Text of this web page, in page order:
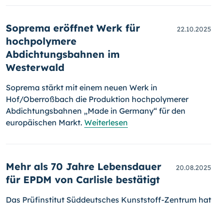
Soprema eröffnet Werk für
hochpolymere
Abdichtungsbahnen im
Westerwald
22.10.2025
Soprema stärkt mit einem neuen Werk in
Hof/Oberroßbach die Produktion hochpolymerer
Abdichtungsbahnen „Made in Germany“ für den
europäischen Markt. Weiterlesen
Mehr als 70 Jahre Lebensdauer
für EPDM von Carlisle bestätigt
20.08.2025
Das Prüfinstitut Süddeutsches Kunststoff-Zentrum hat